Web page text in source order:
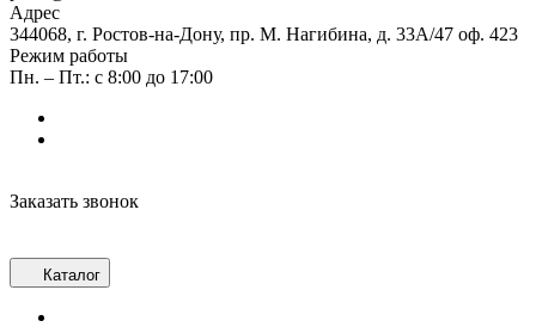
Адрес
344068, г. Ростов-на-Дону, пр. М. Нагибина, д. 33А/47 оф. 423
Режим работы
Пн. – Пт.: с 8:00 до 17:00
Заказать звонок
Каталог